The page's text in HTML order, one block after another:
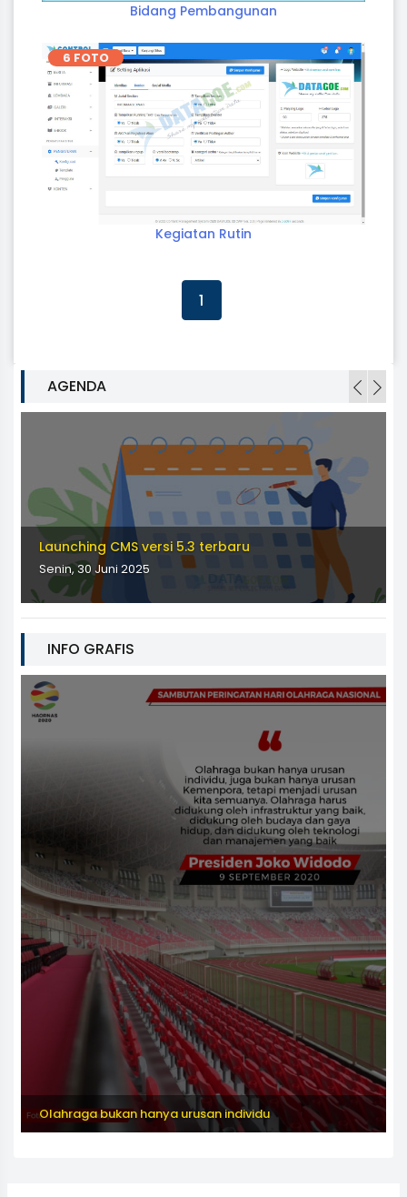
Bidang Pembangunan
6 FOTO
Kegiatan Rutin
1
AGENDA
Launching CMS versi 5.3 terbaru
Senin, 30 Juni 2025
INFO GRAFIS
Olahraga bukan hanya urusan individu